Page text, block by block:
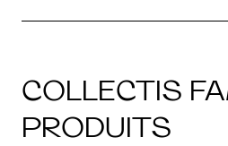
COLLECTIS
PRODUITS